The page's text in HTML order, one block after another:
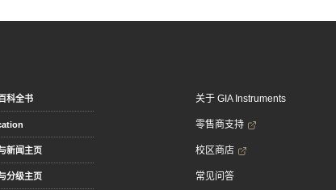
科全书
新闻主页
分级主页
关于 GIA Instruments
零售商支持
校区商店
常见问答